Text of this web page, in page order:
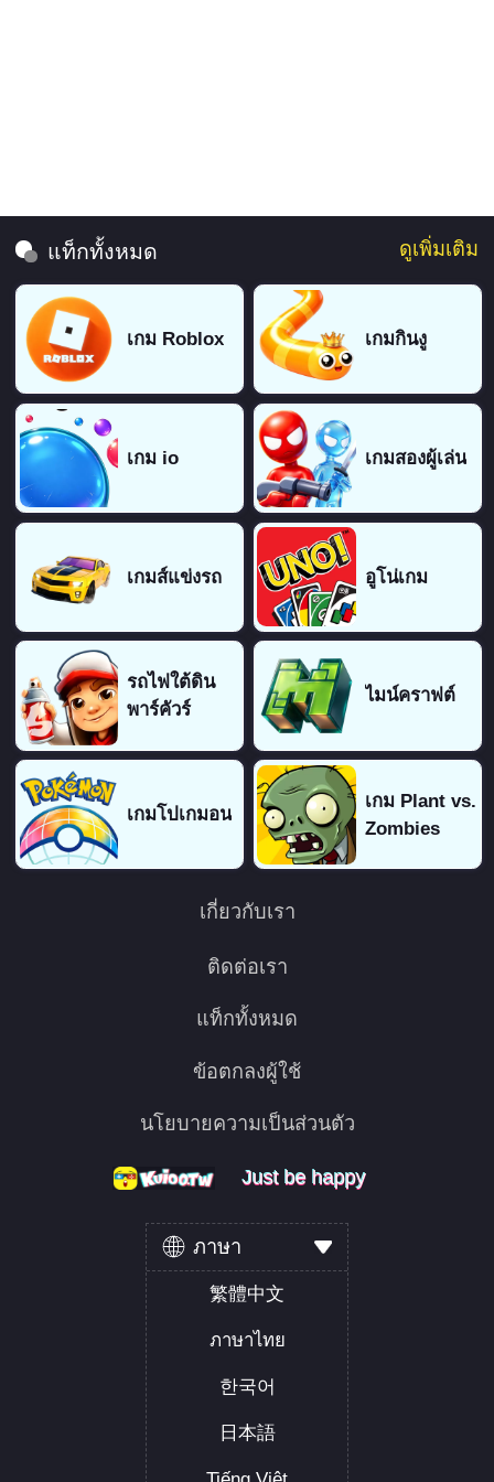
แท็กทั้งหมด ดูเพิ่มเติม
เกม Roblox เกมกินงู
เกม io เกมสองผู้เล่น
เกมส์แข่งรถ อูโน่เกม
รถไฟใต้ดิน
พาร์คัวร์
ไมน์คราฟต์
เกมโปเกมอน
เกม Plant vs.
Zombies
เกี่ยวกับเรา
ติดต่อเรา
แท็กทั้งหมด
ข้อตกลงผู้ใช้
นโยบายความเป็นส่วนตัว
Just be happy
Just be happy
Just be happy
ภาษา
繁體中文
ภาษาไทย
한국어
日本語